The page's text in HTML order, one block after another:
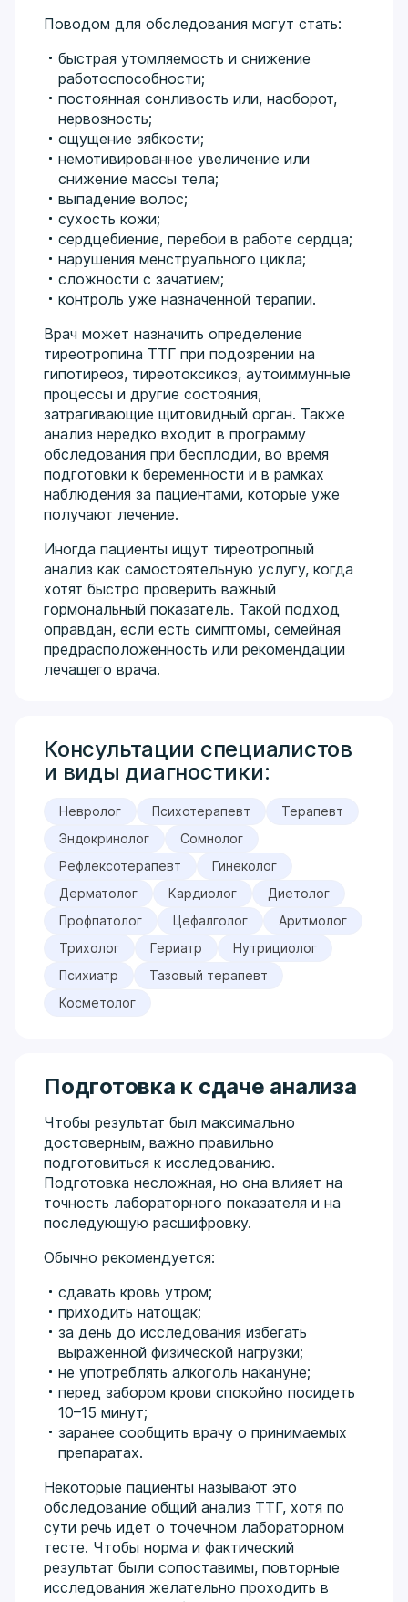
Поводом для обследования могут стать:
быстрая утомляемость и снижение
работоспособности;
постоянная сонливость или, наоборот,
нервозность;
ощущение зябкости;
немотивированное увеличение или
снижение массы тела;
выпадение волос;
сухость кожи;
сердцебиение, перебои в работе сердца;
нарушения менструального цикла;
сложности с зачатием;
контроль уже назначенной терапии.
Врач может назначить определение
тиреотропина ТТГ при подозрении на
гипотиреоз, тиреотоксикоз, аутоиммунные
процессы и другие состояния,
затрагивающие щитовидный орган. Также
анализ нередко входит в программу
обследования при бесплодии, во время
подготовки к беременности и в рамках
наблюдения за пациентами, которые уже
получают лечение.
Иногда пациенты ищут тиреотропный
анализ как самостоятельную услугу, когда
хотят быстро проверить важный
гормональный показатель. Такой подход
оправдан, если есть симптомы, семейная
предрасположенность или рекомендации
лечащего врача.
Консультации специалистов
и виды диагностики:
Невролог Психотерапевт
Терапевт
Эндокринолог
Сомнолог
Рефлексотерапевт
Гинеколог
Дерматолог
Кардиолог
Диетолог
Профпатолог
Цефалголог
Аритмолог
Трихолог
Гериатр
Нутрициолог
Психиатр
Тазовый терапевт
Косметолог
Подготовка к сдаче анализа
Чтобы результат был максимально
достоверным, важно правильно
подготовиться к исследованию.
Подготовка несложная, но она влияет на
точность лабораторного показателя и на
последующую расшифровку.
Обычно рекомендуется:
сдавать кровь утром;
приходить натощак;
за день до исследования избегать
выраженной физической нагрузки;
не употреблять алкоголь накануне;
перед забором крови спокойно посидеть
10–15 минут;
заранее сообщить врачу о принимаемых
препаратах.
Некоторые пациенты называют это
обследование общий анализ ТТГ, хотя по
сути речь идет о точечном лабораторном
тесте. Чтобы норма и фактический
результат были сопоставимы, повторные
исследования желательно проходить в